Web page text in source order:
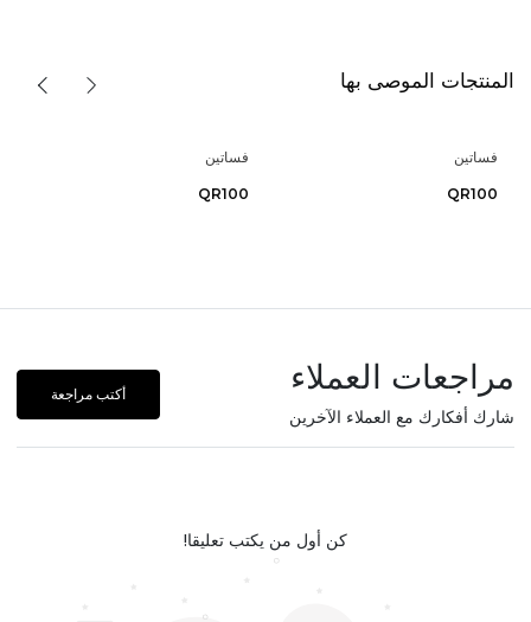
المنتجات الموصى بها
فساتين
QR100
فساتين
QR100
مراجعات العملاء
شارك أفكارك مع العملاء الآخرين
أكتب مراجعة
كن أول من يكتب تعليقا!